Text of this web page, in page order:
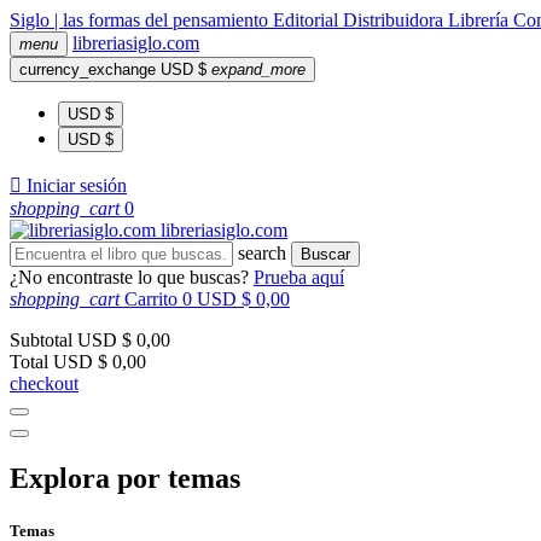
Siglo | las formas del pensamiento Editorial Distribuidora Librería
menu libreriasiglo.com
currency_exchange USD $ expand_more
USD $
USD $
 Iniciar sesión
shopping_cart 0
libreriasiglo.com
search
Buscar
¿No encontraste lo que buscas? Prueba aquí
shopping_cart Carrito 0 USD $ 0,00
Subtotal USD $ 0,00
Total USD $ 0,00
checkout
Explora por temas
Temas